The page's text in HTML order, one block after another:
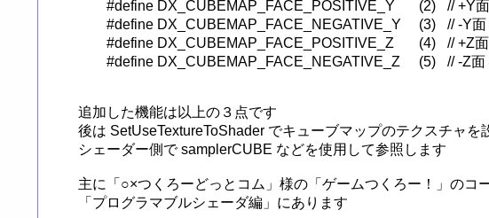
追加した機能は以上の３点です
後は SetUseTextureToShader でキューブマップのテクスチャを
シェーダー側で samplerCUBE などを使用して参照します
主に「○×つくろーどっとコム」様の「ゲームつくろー！」のコ
「プログラマブルシェーダ編」にあります